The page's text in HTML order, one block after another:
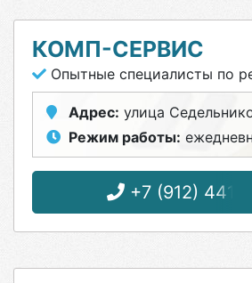
КОМП-СЕРВИС
Опытные специалисты по
Адрес: улица
Режим работы:
+7 (912) 441-